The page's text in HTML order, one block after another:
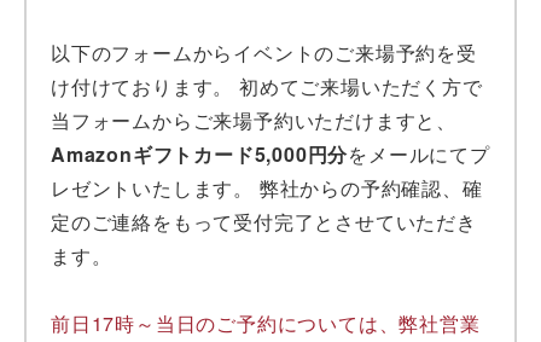
以下のフォームからイベントのご来場予約を受
け付けております。 初めてご来場いただく方で
当フォームからご来場予約いただけますと、
Amazonギフトカード5,000円分をメールにてプ
レゼントいたします。 弊社からの予約確認、確
定のご連絡をもって受付完了とさせていただき
ます。
前日17時～当日のご予約については、弊社営業